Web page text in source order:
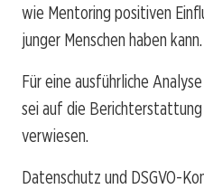
wie Mentoring positiven
junger Menschen haben kann.
Für eine ausführliche
sei auf die
verwiesen.
Datenschutz und DSGVO-